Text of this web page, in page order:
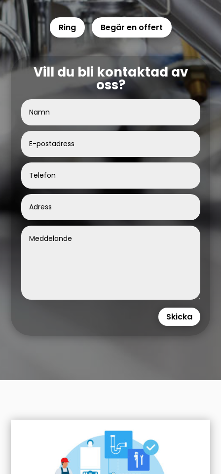
Ring Begär en offert
Vill du bli kontaktad av
oss?
Skicka